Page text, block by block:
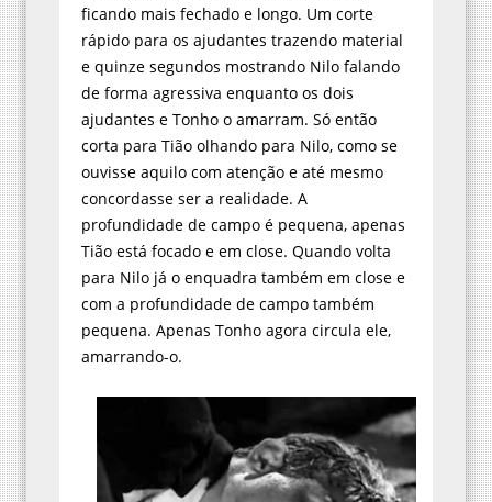
ficando mais fechado e longo. Um corte
rápido para os ajudantes trazendo material
e quinze segundos mostrando Nilo falando
de forma agressiva enquanto os dois
ajudantes e Tonho o amarram. Só então
corta para Tião olhando para Nilo, como se
ouvisse aquilo com atenção e até mesmo
concordasse ser a realidade. A
profundidade de campo é pequena, apenas
Tião está focado e em close. Quando volta
para Nilo já o enquadra também em close e
com a profundidade de campo também
pequena. Apenas Tonho agora circula ele,
amarrando-o.